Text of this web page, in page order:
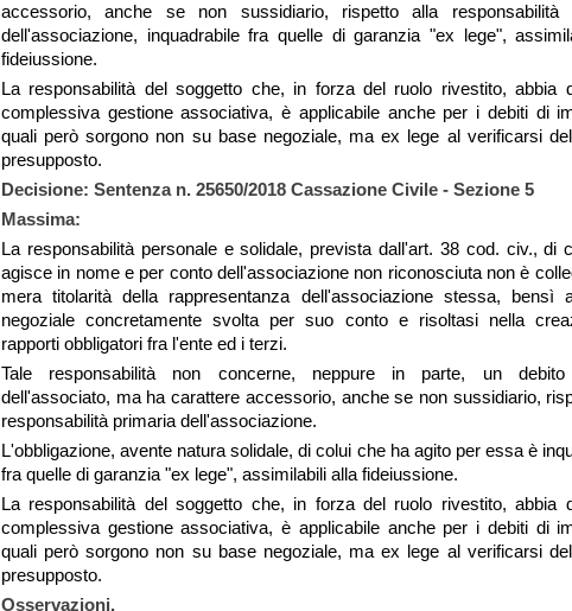
accessorio, anche se non sussidiario, rispetto alla responsabilità
dell'associazione, inquadrabile fra quelle di garanzia "ex lege",
fideiussione.
La responsabilità del soggetto che, in forza del ruolo rivestito, abbia
complessiva gestione associativa, è applicabile anche per i debiti di
quali però sorgono non su base negoziale, ma ex lege al verificarsi
presupposto.
Decisione: Sentenza n. 25650/2018 Cassazione Civile - Sezione 5
Massima:
La responsabilità personale e solidale, prevista dall'art. 38 cod. civ., di
agisce in nome e per conto dell'associazione non riconosciuta non è
mera titolarità della rappresentanza dell'associazione stessa, bensì
negoziale concretamente svolta per suo conto e risoltasi nella
rapporti obbligatori fra l'ente ed i terzi.
Tale responsabilità non concerne, neppure in parte, un debito
dell'associato, ma ha carattere accessorio, anche se non sussidiario,
responsabilità primaria dell'associazione.
L'obbligazione, avente natura solidale, di colui che ha agito per essa è
fra quelle di garanzia "ex lege", assimilabili alla fideiussione.
La responsabilità del soggetto che, in forza del ruolo rivestito, abbia
complessiva gestione associativa, è applicabile anche per i debiti di
quali però sorgono non su base negoziale, ma ex lege al verificarsi
presupposto.
Osservazioni.